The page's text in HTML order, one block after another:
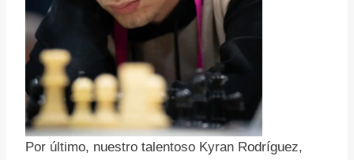
Por último, nuestro talentoso Kyran Rodríguez,